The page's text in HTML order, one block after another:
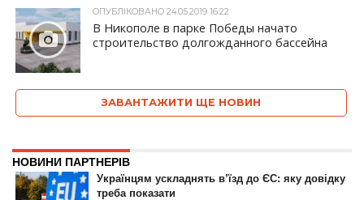
ОПУБЛІКОВАНО 24.05.2019 16:22
В Никополе в парке Победы начато
строительство долгожданного бассейна
ЗАВАНТАЖИТИ ЩЕ НОВИН